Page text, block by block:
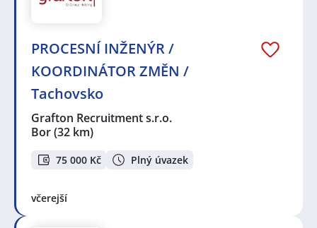
PROCESNÍ INŽENÝR /
KOORDINÁTOR ZMĚN /
Tachovsko
Grafton Recruitment s.r.o.
Bor(32 km)
75 000 Kč Plný úvazek
včerejší